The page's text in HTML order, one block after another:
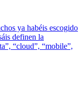
ya habéis escogido
definen la
“cloud”, “mobile”,